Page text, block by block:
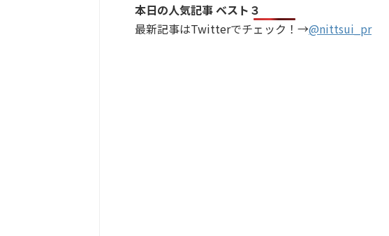
本日の人気記事 ベスト３
最新記事はTwitterでチェック！→@nittsui_pr